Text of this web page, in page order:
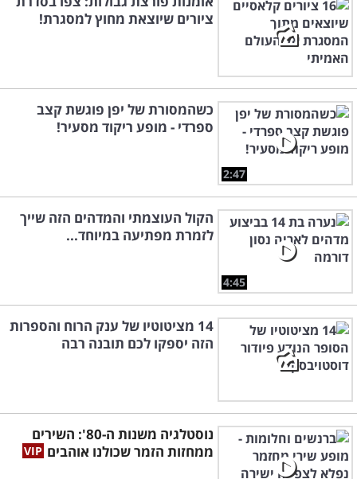
ציורים שיוצאת מחוץ למסגרת!
2:47
כשהמסורת של יפן פוגשת קצב
ספרדי - מופע ריקוד מסעיר!
4:45
הקול העוצמתי והמדהים הזה שייך
לזמרת מפתיעה במיוחד...
14 מציטוטיו של ענק הרוח והספרות
הזה יספקו לכם תובנה רבה
נוסטלגיה משנות ה-80': השירים
ממחזות הזמר שכולנו אוהבים